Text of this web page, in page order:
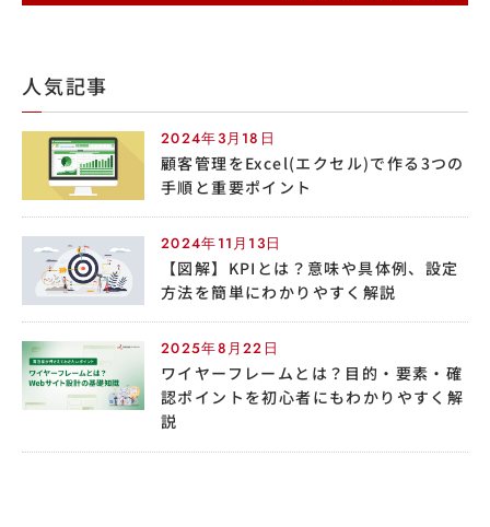
人気記事
2024年3月18日
顧客管理をExcel(エクセル)で作る3つの
手順と重要ポイント
2024年11月13日
【図解】KPIとは？意味や具体例、設定
方法を簡単にわかりやすく解説
2025年8月22日
ワイヤーフレームとは？目的・要素・確
認ポイントを初心者にもわかりやすく解
説